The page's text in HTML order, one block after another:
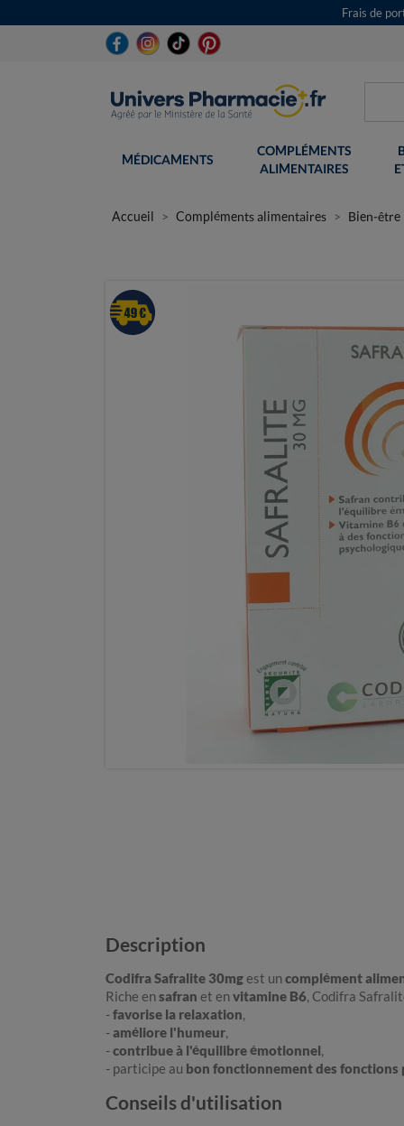
Frais de
MÉDICAMENTS
COMPLÉMENTS
ALIMENTAIRES
Accueil Compléments alimentaires Bien-être
Description
Codifra Safralite 30mgest uncomplément
Riche ensafran et envitamine B6, Codifra
-favorise la relaxation,
-améliore l'humeur,
-contribue à l'équilibre émotionnel,
- participe au bon fonctionnement des fonctions
Conseils d'utilisation